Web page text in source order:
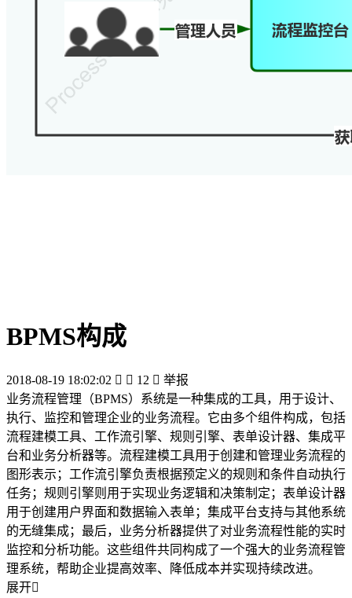
BPMS构成
2018-08-19 18:02:02   12  举报
业务流程管理（BPMS）系统是一种集成的工具，用于设计、
执行、监控和管理企业的业务流程。它由多个组件构成，包括
流程建模工具、工作流引擎、规则引擎、表单设计器、集成平
台和业务分析器等。流程建模工具用于创建和管理业务流程的
图形表示；工作流引擎负责根据预定义的规则和条件自动执行
任务；规则引擎则用于实现业务逻辑和决策制定；表单设计器
用于创建用户界面和数据输入表单；集成平台支持与其他系统
的无缝集成；最后，业务分析器提供了对业务流程性能的实时
监控和分析功能。这些组件共同构成了一个强大的业务流程管
理系统，帮助企业提高效率、降低成本并实现持续改进。
展开